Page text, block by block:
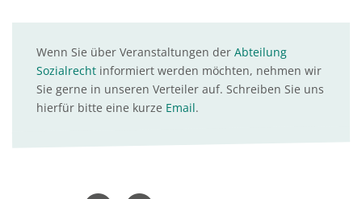
Wenn Sie über Veranstaltungen der Abteilung
Sozialrecht informiert werden möchten, nehmen wir
Sie gerne in unseren Verteiler auf. Schreiben Sie uns
hierfür bitte eine kurze Email.